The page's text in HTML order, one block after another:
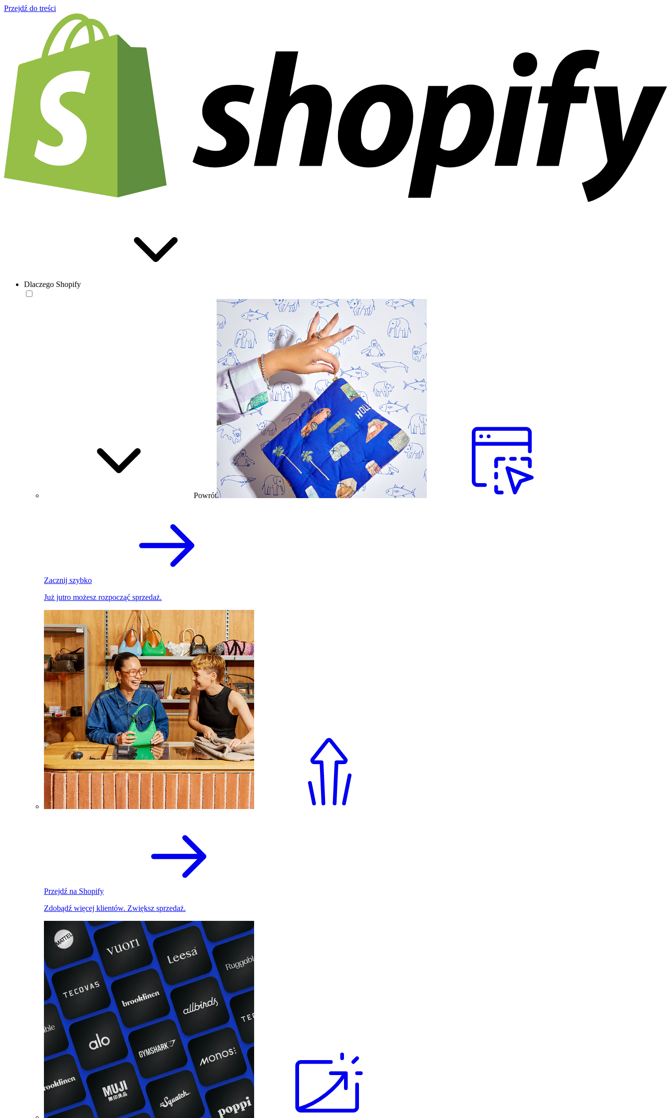
Przejdź do treści
Dlaczego Shopify
Powrót
Zacznij szybko
Już jutro możesz rozpocząć sprzedaż.
Przejdź na Shopify
Zdobądź więcej klientów. Zwiększ sprzedaż.